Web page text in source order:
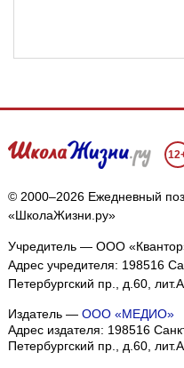
© 2000–2026 Ежедневный
«ШколаЖизни.ру»
Учредитель — ООО
Адрес учредителя: 198516
Петербургский пр., д.60,
Издатель — ООО «МЕДИО»
Адрес издателя: 198516
Петербургский пр., д.60,